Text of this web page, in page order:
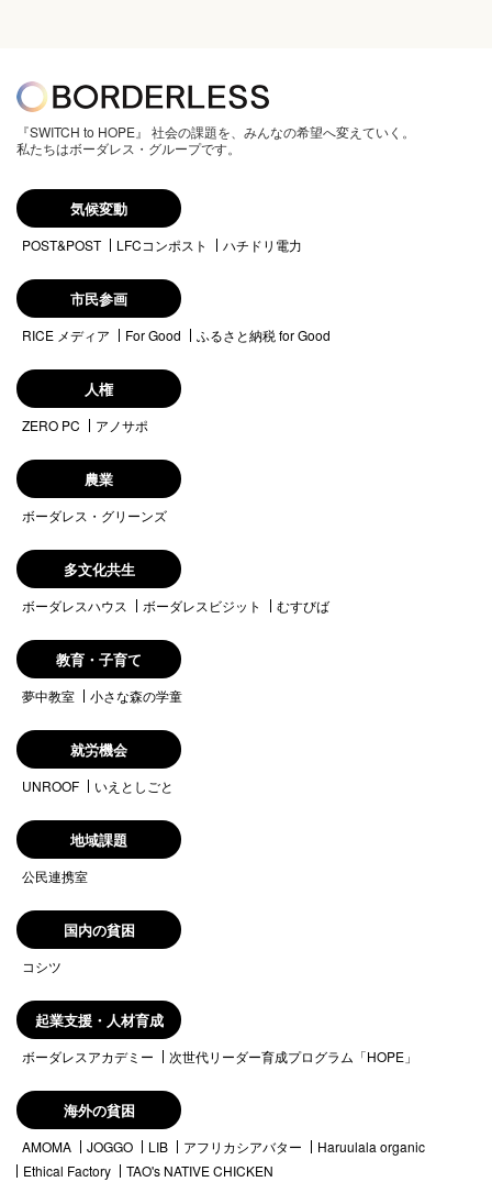
『SWITCH to HOPE』 社会の課題を、みんなの希望へ変えていく。
私たちはボーダレス・グループです。
気候変動
POST&POST LFCコンポスト ハチドリ電力
市民参画
RICE メディア For Good ふるさと納税 for Good
人権
ZERO PC アノサポ
農業
ボーダレス・グリーンズ
多文化共生
ボーダレスハウス ボーダレスビジット むすびば
教育・子育て
夢中教室 小さな森の学童
就労機会
UNROOF いえとしごと
地域課題
公民連携室
国内の貧困
コシツ
起業支援・人材育成
ボーダレスアカデミー 次世代リーダー育成プログラム「HOPE」
海外の貧困
AMOMA JOGGO LIB アフリカシアバター
Haruulala organic
Ethical Factory
TAO's NATIVE CHICKEN